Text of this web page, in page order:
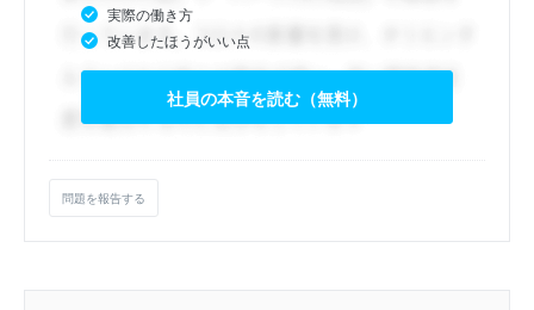
実際の働き方
改善したほうがいい点
社員の本音を読む（無料）
問題を報告する